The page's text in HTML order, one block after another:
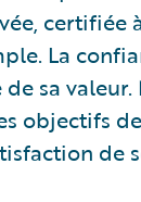
certifiée
La
sa
objectifs
de